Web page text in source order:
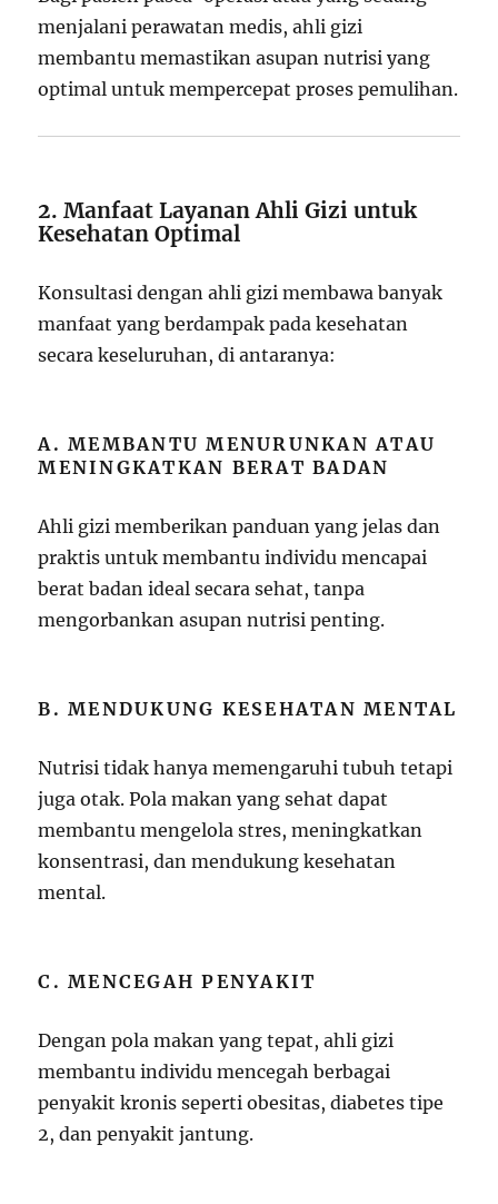
menjalani perawatan medis, ahli gizi
membantu memastikan asupan nutrisi yang
optimal untuk mempercepat proses pemulihan.
2. Manfaat Layanan Ahli Gizi untuk
Kesehatan Optimal
Konsultasi dengan ahli gizi membawa banyak
manfaat yang berdampak pada kesehatan
secara keseluruhan, di antaranya:
A. MEMBANTU MENURUNKAN ATAU
MENINGKATKAN BERAT BADAN
Ahli gizi memberikan panduan yang jelas dan
praktis untuk membantu individu mencapai
berat badan ideal secara sehat, tanpa
mengorbankan asupan nutrisi penting.
B. MENDUKUNG KESEHATAN MENTAL
Nutrisi tidak hanya memengaruhi tubuh tetapi
juga otak. Pola makan yang sehat dapat
membantu mengelola stres, meningkatkan
konsentrasi, dan mendukung kesehatan
mental.
C. MENCEGAH PENYAKIT
Dengan pola makan yang tepat, ahli gizi
membantu individu mencegah berbagai
penyakit kronis seperti obesitas, diabetes tipe
2, dan penyakit jantung.